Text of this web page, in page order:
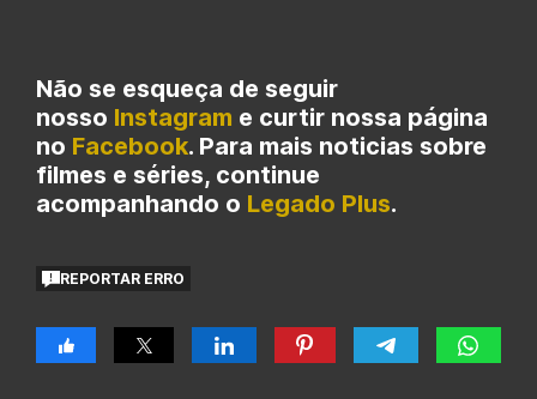
Não se esqueça de seguir
nosso Instagram e curtir nossa página
no Facebook. Para mais noticias sobre
filmes e séries, continue
acompanhando o Legado Plus.
REPORTAR ERRO